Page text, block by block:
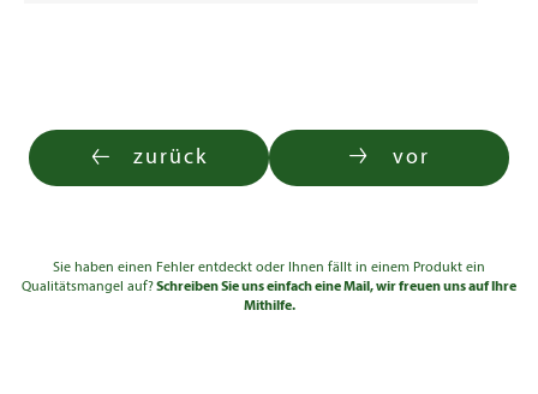
zurück vor
Sie haben einen Fehler entdeckt oder Ihnen fällt in einem Produkt ein
Qualitätsmangel auf?Schreiben Sie uns einfach eine Mail, wir freuen uns auf Ihre
Mithilfe.